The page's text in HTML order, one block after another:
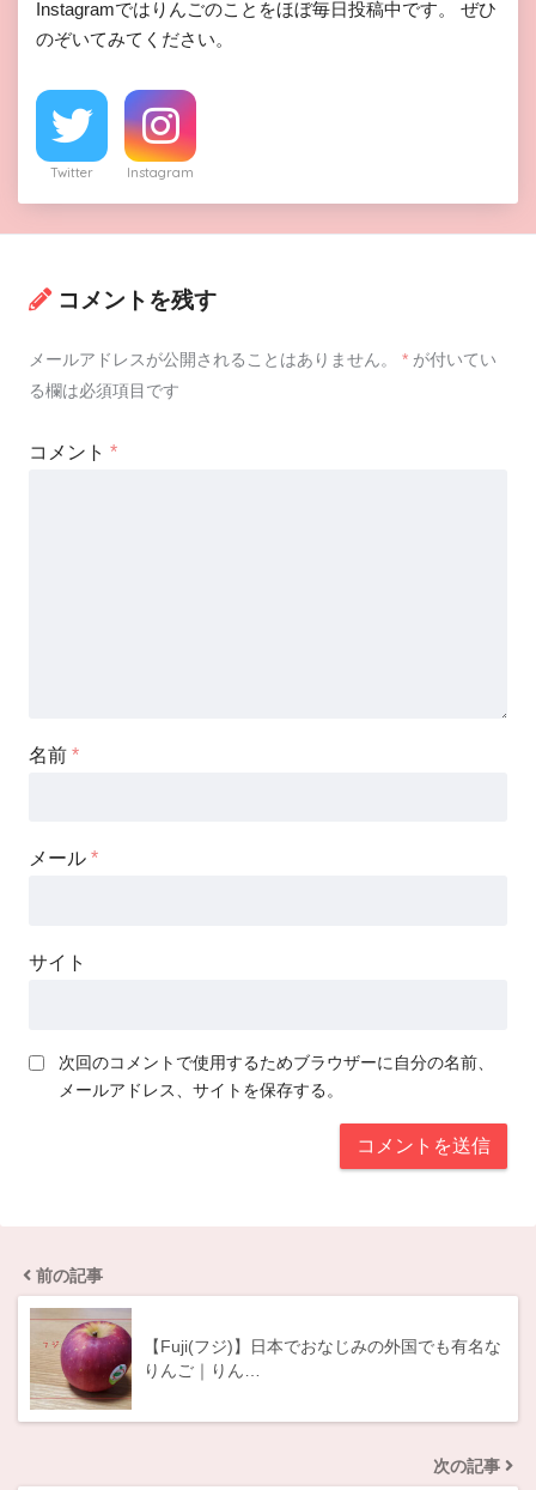
Instagramではりんごのことをほぼ毎日投稿中です。 ぜひ
のぞいてみてください。
Twitter Instagram
コメントを残す
メールアドレスが公開されることはありません。 * が付いてい
る欄は必須項目です
コメント *
名前 *
メール *
サイト
次回のコメントで使用するためブラウザーに自分の名前、
メールアドレス、サイトを保存する。
前の記事
【Fuji(フジ)】日本でおなじみの外国でも有名な
りんご｜りん…
次の記事